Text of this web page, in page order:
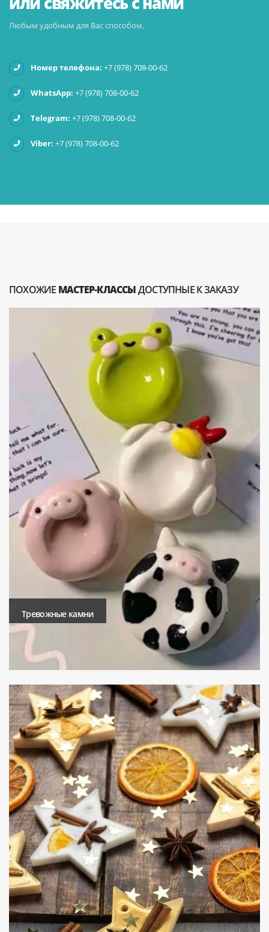
Любым удобным для Вас способом.
Номер телефона: +7 (978) 708-00-62
WhatsApp: +7 (978) 708-00-62
Telegram: +7 (978) 708-00-62
Viber: +7 (978) 708-00-62
ПОХОЖИЕ МАСТЕР-КЛАССЫДОСТУПНЫЕ К ЗАКАЗУ
Тревожные камни